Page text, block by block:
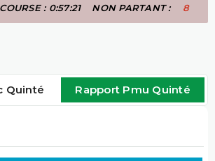
: 0:57:21 NON PARTANT : 8
Quinté Rapport Pmu Quinté